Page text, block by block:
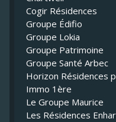
Cogir Résidences
Groupe Édifio
Groupe Lokia
Groupe Patrimoine
Groupe Santé Arbec
Horizon Résidences
Immo 1ère
Le Groupe Maurice
Les Résidences